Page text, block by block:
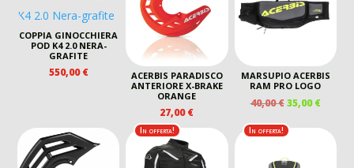
COPPIA GINOCCHIERA
POD K4 2.0 NERA-
GRAFITE
550,00€
ACERBIS PARADISCO
ANTERIORE X-BRAKE
ORANGE
27,00€
MARSUPIO ACERBIS
RAM PRO LOGO
40,00€ IL
ORIGINALE
40,00 €.
35,00€IL
In offerta! In offerta!